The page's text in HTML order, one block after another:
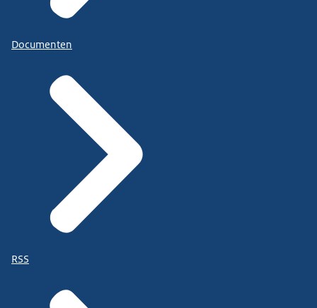
Documenten
RSS